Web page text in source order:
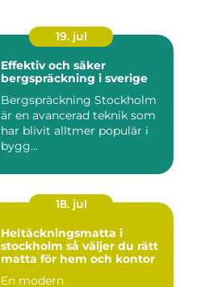
19. jul
Effektiv och säker
bergspräckning i sverige
Bergspräckning Stockholm
är en avancerad teknik som
har blivit alltmer populär i
bygg...
18. jul
Heltäckningsmatta i
stockholm så väljer du rätt
matta för hem och kontor
En modern